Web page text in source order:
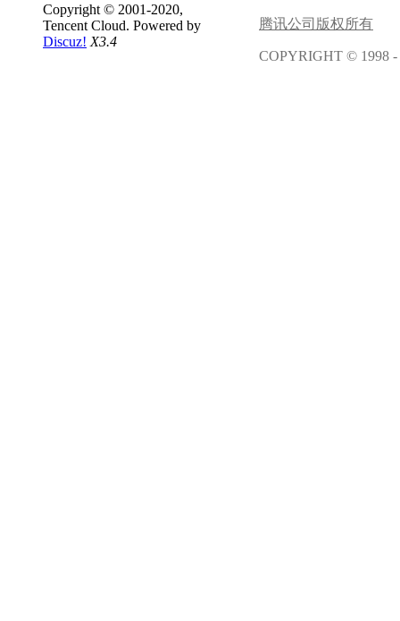
腾讯公司版权所有
COPYRIGHT © 1998
Copyright © 2001-2020,
Tencent Cloud. Powered by
Discuz! X3.4